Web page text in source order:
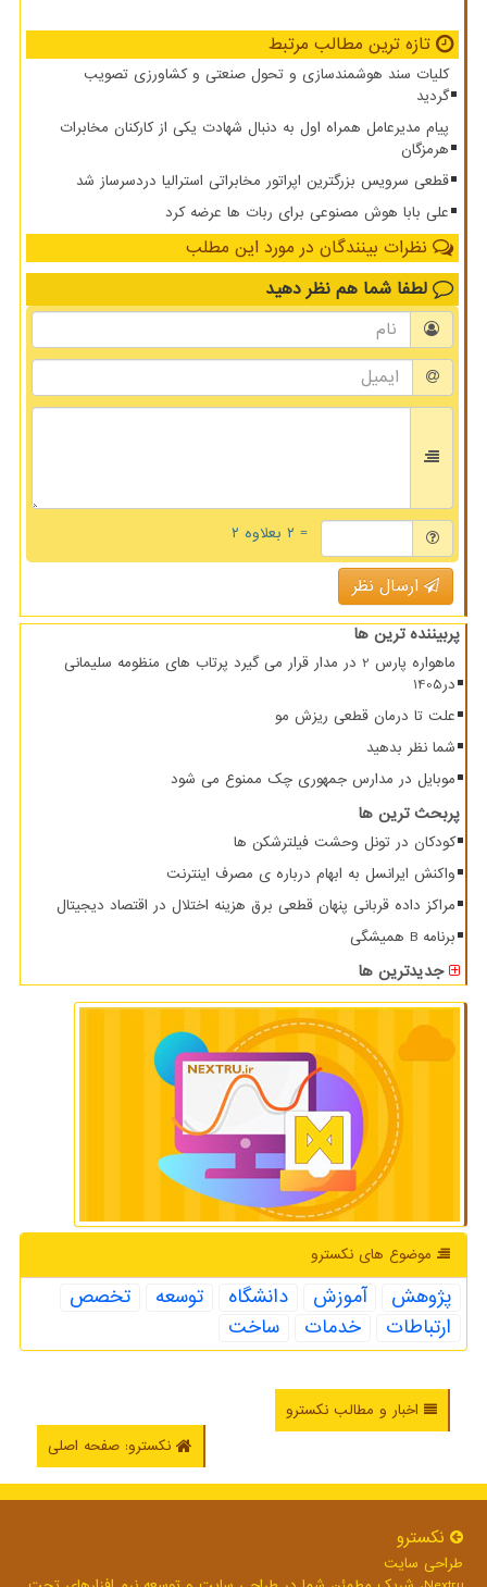
تازه ترین مطالب مرتبط
کلیات سند هوشمندسازی و تحول صنعتی و کشاورزی تصویب
گردید
پیام مدیرعامل همراه اول به دنبال شهادت یکی از کارکنان مخابرات
هرمزگان
قطعی سرویس بزرگترین اپراتور مخابراتی استرالیا دردسرساز شد
علی بابا هوش مصنوعی برای ربات ها عرضه کرد
نظرات بینندگان در مورد این مطلب
لطفا شما هم نظر دهید
= ۲ بعلاوه ۲
ارسال نظر
پربیننده ترین ها
ماهواره پارس 2 در مدار قرار می گیرد پرتاب های منظومه سلیمانی
در1405
علت تا درمان قطعی ریزش مو
شما نظر بدهید
موبایل در مدارس جمهوری چک ممنوع می شود
پربحث ترین ها
کودکان در تونل وحشت فیلترشکن ها
واکنش ایرانسل به ابهام درباره ی مصرف اینترنت
مراکز داده قربانی پنهان قطعی برق هزینه اختلال در اقتصاد دیجیتال
برنامه B همیشگی
جدیدترین ها
موضوع های نكسترو
پژوهش آموزش دانشگاه توسعه
تخصص
ارتباطات
خدمات ساخت
اخبار و مطالب نکسترو
نکسترو: صفحه اصلی
نكسترو
طراحی سایت